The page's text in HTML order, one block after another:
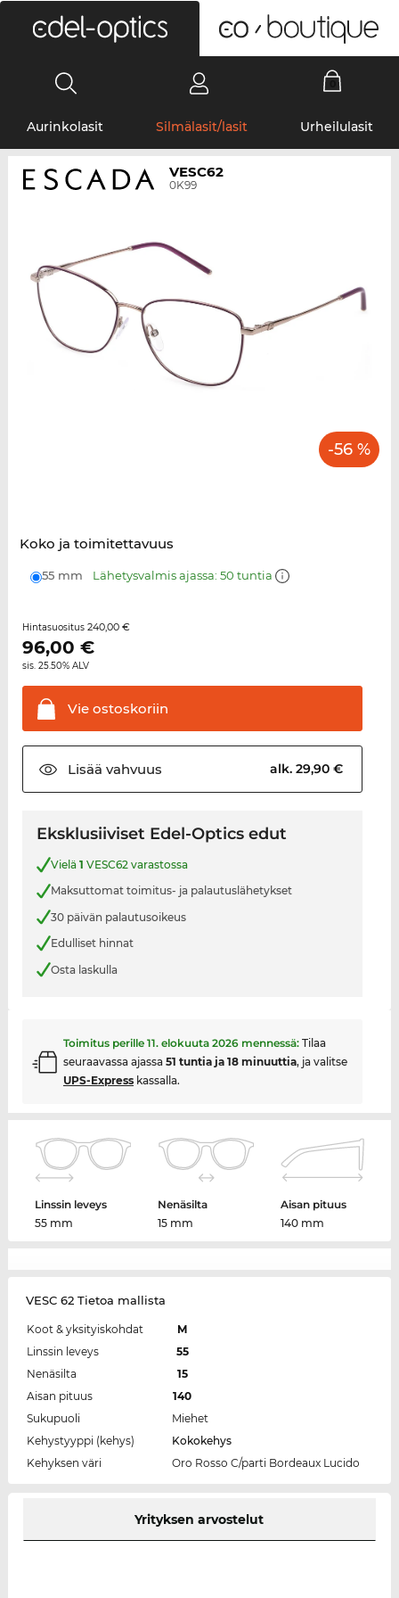
Aurinkolasit Silmälasit/lasit Urheilulasit
VESC62
0K99
-56 %
Koko ja toimitettavuus
55 mm Lähetysvalmis ajassa: 50 tuntia
Hintasuositus 240,00 €
96,00 €
sis. 25.50% ALV
Vieostoskoriin
Lisää vahvuus alk. 29,90 €
Eksklusiiviset Edel-Optics edut
Vielä 1 VESC62 varastossa
Maksuttomat toimitus- ja palautuslähetykset
30 päivän palautusoikeus
Edulliset hinnat
Osta laskulla
Toimitus perille 11. elokuuta 2026mennessä: Tilaa
seuraavassa ajassa 51 tuntia ja 18 minuuttia, ja valitse
UPS-Expresskassalla.
Linssin leveys
55 mm
Nenäsilta
15 mm
Aisan pituus
140 mm
VESC 62 Tietoa mallista
Koot & yksityiskohdat
M
Linssin leveys
55
Nenäsilta
15
Aisan pituus
140
Sukupuoli
Miehet
Kehystyyppi (kehys)
Kokokehys
Kehyksen väri
Oro Rosso C/parti Bordeaux Lucido
Yrityksen arvostelut